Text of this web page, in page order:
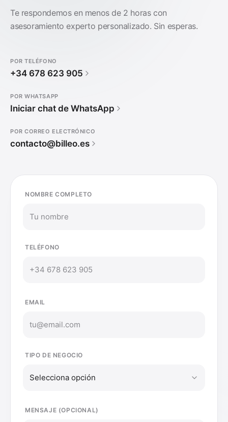
Te respondemos en menos de 2 horas con
asesoramiento experto personalizado. Sin esperas.
POR TELÉFONO
+34 678 623 905
POR WHATSAPP
Iniciar chat de WhatsApp
POR CORREO ELECTRÓNICO
contacto@billeo.es
NOMBRE COMPLETO
TELÉFONO
EMAIL
TIPO DE NEGOCIO
Selecciona opción
MENSAJE (OPCIONAL)